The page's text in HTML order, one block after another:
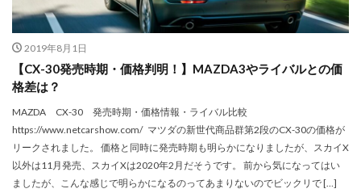
2019年8月1日
【CX-30発売時期・価格判明！】MAZDA3やライバルとの価
格差は？
MAZDA CX-30 発売時期・価格情報・ライバル比較
https://www.netcarshow.com/ マツダの新世代商品群第2段のCX-30の価格が
リークされました。 価格と同時に発売時期も明らかになりましたが、スカイX
以外は11月発売、スカイXは2020年2月だそうです。 前から気になってはい
ましたが、こんな感じで明らかになるのってあまりないのでビックリで […]